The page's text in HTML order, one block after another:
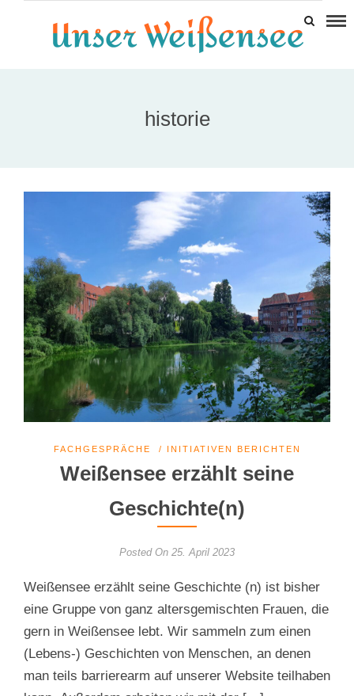
historie
FACHGESPRÄCHE / INITIATIVEN BERICHTEN
Weißensee erzählt seine
Geschichte(n)
Posted On 25. April 2023
Weißensee erzählt seine Geschichte (n) ist bisher
eine Gruppe von ganz altersgemischten Frauen, die
gern in Weißensee lebt. Wir sammeln zum einen
(Lebens-) Geschichten von Menschen, an denen
man teils barrierearm auf unserer Website teilhaben